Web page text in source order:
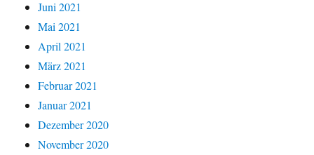
Juni 2021
Mai 2021
April 2021
März 2021
Februar 2021
Januar 2021
Dezember 2020
November 2020